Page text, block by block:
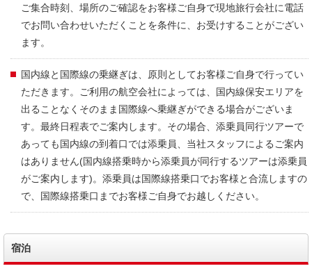
ご集合時刻、場所のご確認をお客様ご自身で現地旅行会社に電話
でお問い合わせいただくことを条件に、お受けすることがござい
ます。
国内線と国際線の乗継ぎは、原則としてお客様ご自身で行ってい
ただきます。ご利用の航空会社によっては、国内線保安エリアを
出ることなくそのまま国際線へ乗継ぎができる場合がございま
す。最終日程表でご案内します。その場合、添乗員同行ツアーで
あっても国内線の到着口では添乗員、当社スタッフによるご案内
はありません(国内線搭乗時から添乗員が同行するツアーは添乗員
がご案内します)。添乗員は国際線搭乗口でお客様と合流しますの
で、国際線搭乗口までお客様ご自身でお越しください。
宿泊